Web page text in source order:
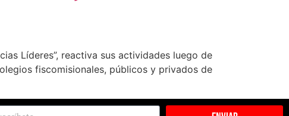
Líderes”, reactiva sus actividades luego de
fiscomisionales, públicos y privados de